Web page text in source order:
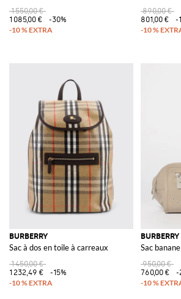
1 550,00 €
1 085,00 €
-30%
890,00 €
801,00 €
-
BURBERRY
Sac à dos en toile à carreaux
1 450,00 €
1 232,49 €
-15%
BURBERRY
Sac
950,00 €
760,00 €
-